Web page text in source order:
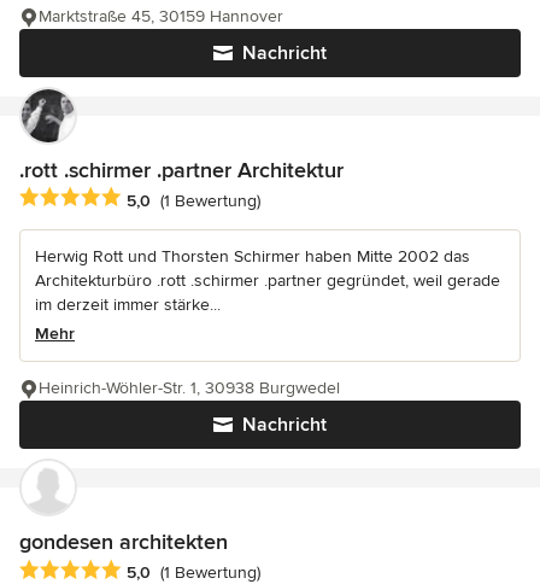
Nachricht
Marktstraße 45, 30159 Hannover
.rott .schirmer .partner Architektur
Durchschnittliche Bewertung: 5 von 5 Sternen
5,0 (1 Bewertung)
Herwig Rott und Thorsten Schirmer haben Mitte 2002 das
Architekturbüro .rott .schirmer .partner gegründet, weil gerade
im derzeit immer stärke...
Mehr
Nachricht
Heinrich-Wöhler-Str. 1, 30938 Burgwedel
gondesen architekten
Durchschnittliche Bewertung: 5 von 5 Sternen
5,0 (1 Bewertung)